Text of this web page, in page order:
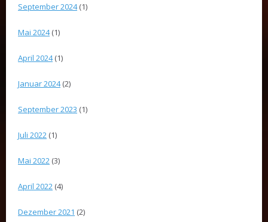
September 2024(1)
Mai 2024(1)
April 2024(1)
Januar 2024(2)
September 2023 (1)
Juli 2022 (1)
Mai 2022 (3)
April 2022 (4)
Dezember 2021 (2)